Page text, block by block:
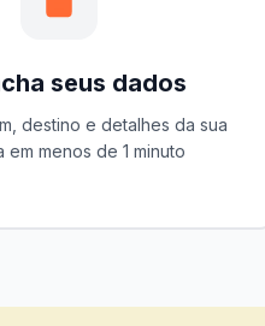
seus dados
destino e detalhes da sua
em menos de 1 minuto